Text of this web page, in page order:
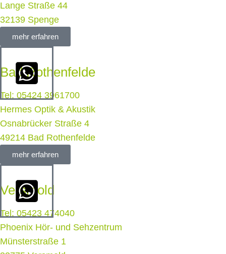
Lange Straße 44
32139 Spenge
mehr erfahren
Bad Rothenfelde
Tel: 05424 3961700
Hermes Optik & Akustik
Osnabrücker Straße 4
49214 Bad Rothenfelde
mehr erfahren
Versmold
Tel: 05423 474040
Phoenix Hör- und Sehzentrum
Münsterstraße 1